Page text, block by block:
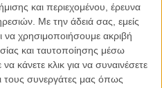
και περιεχομένου, έρευνα
Με την άδειά σας, εμείς
να χρησιμοποιήσουμε ακριβή
και ταυτοποίησης μέσω
κάνετε κλικ για να συναινέσετε
τους συνεργάτες μας όπως
ταινία που κερδίζει το
Artist» του Μισέλ Χαζαναβίσιους
θεωρείται (άδικα;) ξενόγλωσσο
ταινία από την Νότια Κορέα που
Ταινίας και το κερδίζει. Είναι
τα περισσότερα Οσκαρ,